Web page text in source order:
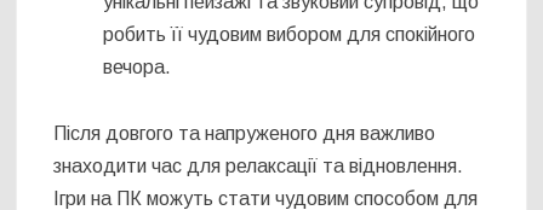
робить її чудовим вибором для спокійного
вечора.
Після довгого та напруженого дня важливо
знаходити час для релаксації та відновлення.
Ігри на ПК можуть стати чудовим способом для